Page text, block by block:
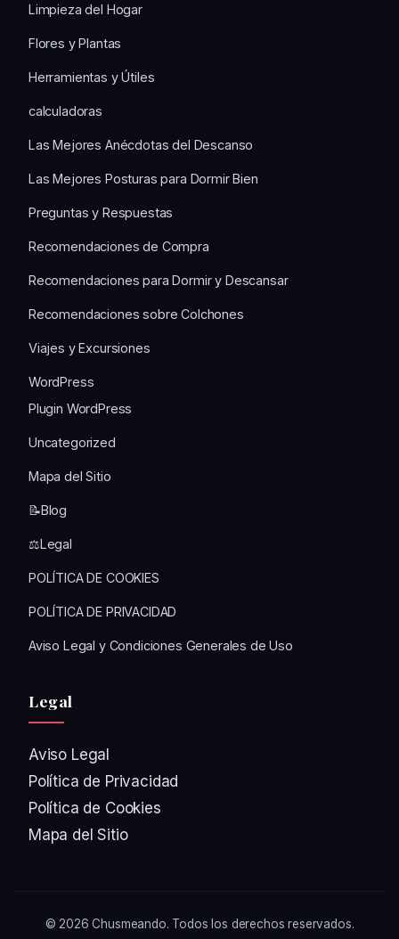
Limpieza del Hogar
Flores y Plantas
Herramientas y Útiles
calculadoras
Las Mejores Anécdotas del Descanso
Las Mejores Posturas para Dormir Bien
Preguntas y Respuestas
Recomendaciones de Compra
Recomendaciones para Dormir y Descansar
Recomendaciones sobre Colchones
Viajes y Excursiones
WordPress
Plugin WordPress
Uncategorized
Mapa del Sitio
📝Blog
⚖️Legal
POLÍTICA DE COOKIES
POLÍTICA DE PRIVACIDAD
Aviso Legal y Condiciones Generales de Uso
Legal
Aviso Legal
Política de Privacidad
Política de Cookies
Mapa del Sitio
© 2026Chusmeando. Todos los derechos reservados.